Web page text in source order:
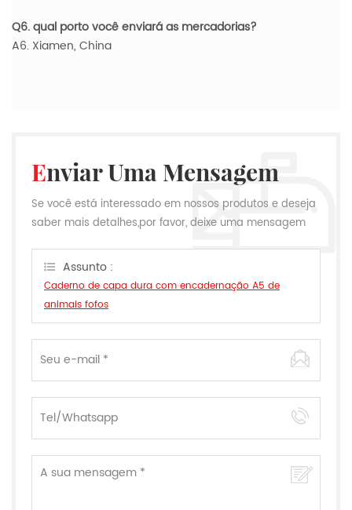
Q6. qual porto você enviará as mercadorias?
A6. Xiamen, China
Enviar Uma Mensagem
Se você está interessado em nossos produtos e deseja
saber mais detalhes,por favor, deixe uma mensagem
Assunto :
Caderno de capa dura com encadernação A5 de
animais fofos